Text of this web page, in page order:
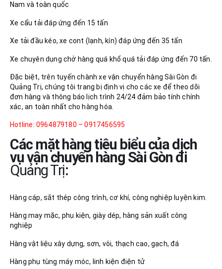
Nam và toàn quốc
Xe cẩu tải đáp ứng đến 15 tấn
Xe tải đầu kéo, xe cont (lạnh, kín) đáp ứng đến 35 tấn
Xe chuyên dụng chở hàng quá khổ quá tải đáp ứng đến 70 tấn.
Đặc biệt, trên tuyến chành xe vận chuyển hàng Sài Gòn đi
Quảng Trị, chúng tôi trang bị định vị cho các xe để theo dõi
đơn hàng và thông báo lịch trình 24/24 đảm bảo tính chính
xác, an toàn nhất cho hàng hóa.
Hotline: 0964879180 – 0917456595
Các mặt hàng tiêu biểu của dịch
vụ vận chuyển hàng Sài Gòn đi
Quảng Trị:
Hàng cáp, sắt thép công trình, cơ khí, công nghiệp luyện kim.
Hàng may mặc, phụ kiện, giày dép, hàng sản xuất công
nghiệp
Hàng vật liệu xây dựng, sơn, vôi, thạch cao, gạch, đá
Hàng phụ tùng máy móc, linh kiện điện tử